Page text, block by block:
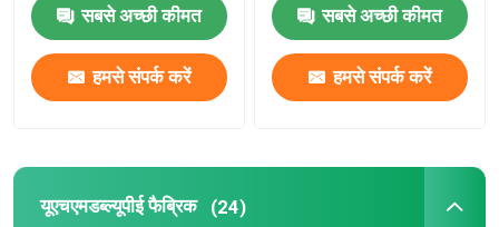
समाचार
एक बोली का अनुरोध
कार्बन अरामी फैब्रिक
सबसे अच्छी कीमत
हमसे संपर्क करें
सबसे अच्छी कीमत
हमसे संपर्क करें
यूएचएमडब्ल्यूपीई फैब्रिक (24)